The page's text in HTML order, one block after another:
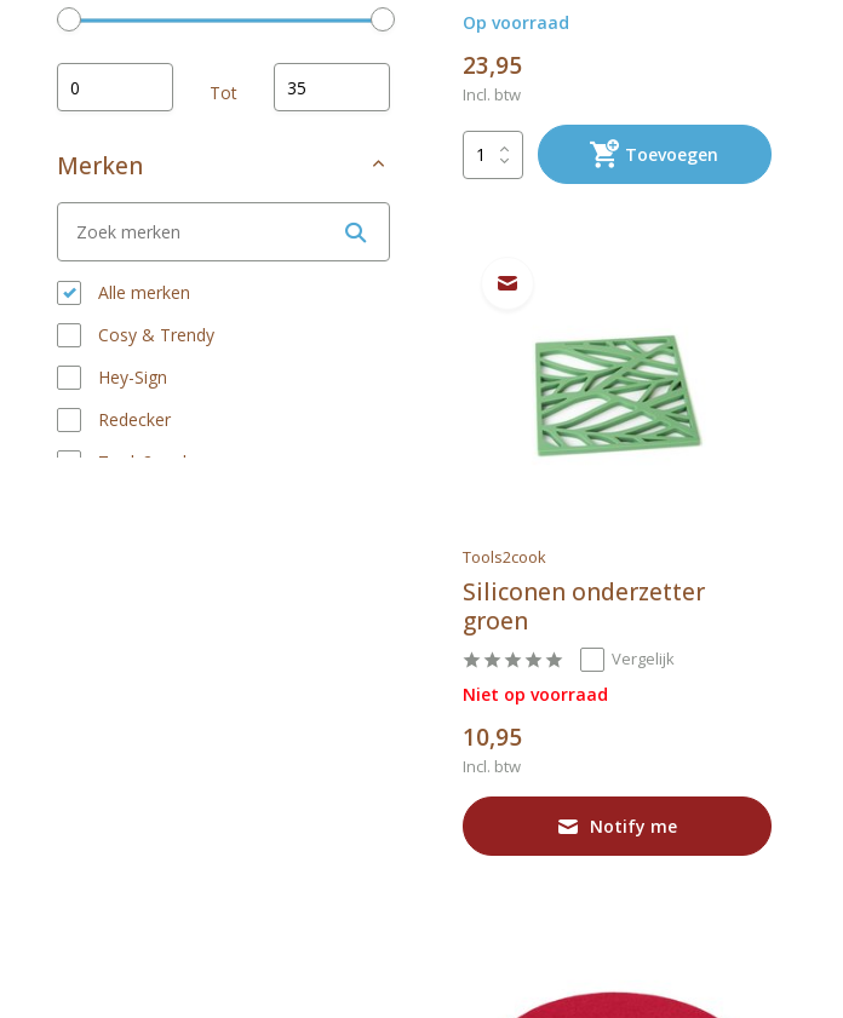
Tot
Merken
Alle merken
Cosy & Trendy
Hey-Sign
Redecker
Tools2cook
Op voorraad
23,95
Incl. btw
Toevoegen
Tools2cook
Siliconen onderzetter
groen
Vergelijk
Niet op voorraad
10,95
Incl. btw
Notify me